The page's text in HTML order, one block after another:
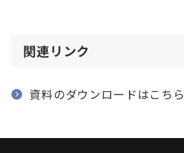
関連リンク
資料のダウンロードはこちら